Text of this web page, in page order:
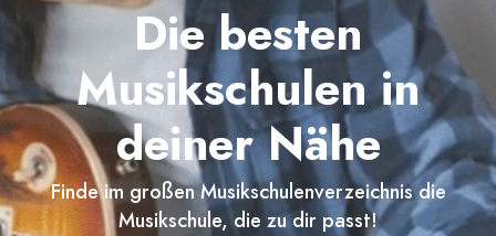
Die besten
Musikschulen in
deiner Nähe
Finde im großen Musikschulenverzeichnis die
Musikschule, die zu dir passt!